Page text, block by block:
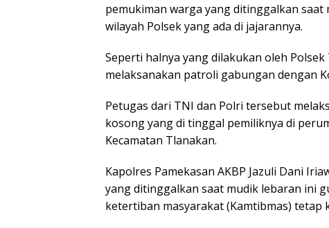
pemukiman warga yang ditinggalkan
wilayah Polsek yang ada di jajarannya.
Seperti halnya yang dilakukan oleh
melaksanakan patroli gabungan dengan
Petugas dari TNI dan Polri tersebut
kosong yang di tinggal pemiliknya di
Kecamatan Tlanakan.
Kapolres Pamekasan AKBP Jazuli Dani
yang ditinggalkan saat mudik lebaran ini
ketertiban masyarakat (Kamtibmas) tetap